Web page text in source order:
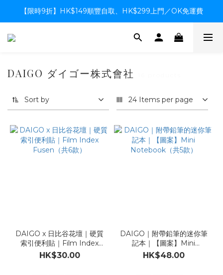
【限時9折】HK$149順豐自取、HK$299上門／OK免運費
【限時9折】HK$149順豐自取、HK$299上門／OK免運費
支付系統升級中，暫停信用卡支付至8月中，造成不便感謝諒解
DAIGO ダイゴー株式會社
Sort by 24 Items per page
DAIGO x 日比谷花壇｜硬質
索引便利貼｜Film Index
Fusen（共6款）
HK$30.00
DAIGO｜附帶鉛筆的迷你筆
記本｜【圖案】Mini
Notebook（共5款）
HK$48.00